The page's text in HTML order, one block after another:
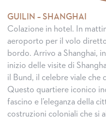
GUILIN – SHANGHAI
Colazione in hotel. In
aeroporto per il volo
bordo. Arrivo a Shanghai,
inizio delle visite di
il Bund, il celebre viale che
Questo quartiere iconico
fascino e l’eleganza della
costruzioni coloniali che si